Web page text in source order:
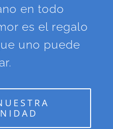
en todo
es el regalo
uno puede